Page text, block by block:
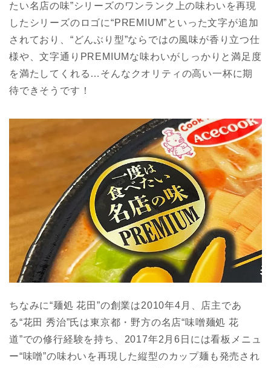
たい名店の味”シリーズのワンランク上の味わいを再現
したシリーズのロゴに“PREMIUM”といった文字が追加
されており、“どんぶり型”ならではの風味が香り立つ仕
様や、文字通りPREMIUMな味わいがしっかりと満足度
を満たしてくれる…そんなクオリティの高い一杯に期
待できそうです！
ちなみに“麺処 花田”の創業は2010年4月、店主であ
る“花田 秀治”氏は東京都・野方の名店“味噌麺処 花
道”での修行経験を持ち、2017年2月6日には看板メニュ
ー“味噌”の味わいを再現した縦型のカップ麺も発売され